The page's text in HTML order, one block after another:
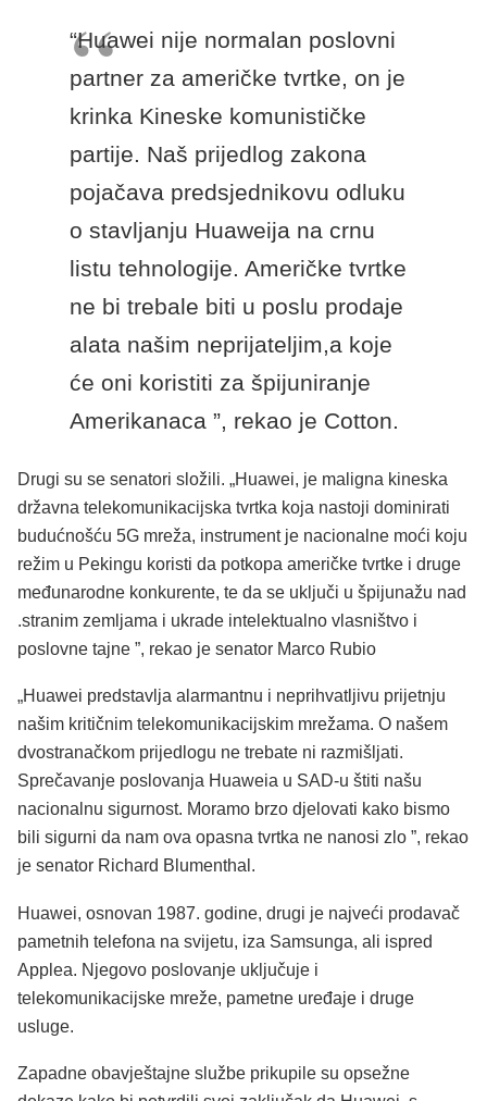
“Huawei nije normalan poslovni
partner za američke tvrtke, on je
krinka Kineske komunističke
partije. Naš prijedlog zakona
pojačava predsjednikovu odluku
o stavljanju Huaweija na crnu
listu tehnologije. Američke tvrtke
ne bi trebale biti u poslu prodaje
alata našim neprijateljim,a koje
će oni koristiti za špijuniranje
Amerikanaca ”, rekao je Cotton.
Drugi su se senatori složili. „Huawei, je maligna kineska
državna telekomunikacijska tvrtka koja nastoji dominirati
budućnošću 5G mreža, instrument je nacionalne moći koju
režim u Pekingu koristi da potkopa američke tvrtke i druge
međunarodne konkurente, te da se uključi u špijunažu nad
.stranim zemljama i ukrade intelektualno vlasništvo i
poslovne tajne ”, rekao je senator Marco Rubio
„Huawei predstavlja alarmantnu i neprihvatljivu prijetnju
našim kritičnim telekomunikacijskim mrežama. O našem
dvostranačkom prijedlogu ne trebate ni razmišljati.
Sprečavanje poslovanja Huaweia u SAD-u štiti našu
nacionalnu sigurnost. Moramo brzo djelovati kako bismo
bili sigurni da nam ova opasna tvrtka ne nanosi zlo ”, rekao
je senator Richard Blumenthal.
Huawei, osnovan 1987. godine, drugi je najveći prodavač
pametnih telefona na svijetu, iza Samsunga, ali ispred
Applea. Njegovo poslovanje uključuje i
telekomunikacijske mreže, pametne uređaje i druge
usluge.
Zapadne obavještajne službe prikupile su opsežne